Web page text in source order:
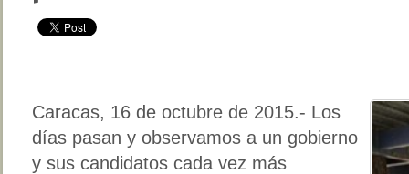
Caracas, 16 de octubre de 2015.- Los
días pasan y observamos a un gobierno
y sus candidatos cada vez más